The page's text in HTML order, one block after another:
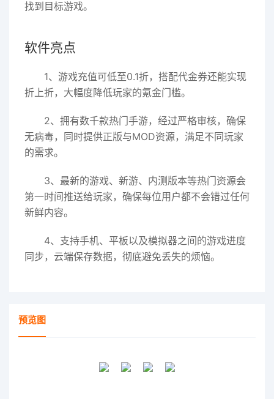
找到目标游戏。
软件亮点
1、游戏充值可低至0.1折，搭配代金券还能实现
折上折，大幅度降低玩家的氪金门槛。
2、拥有数千款热门手游，经过严格审核，确保
无病毒，同时提供正版与MOD资源，满足不同玩家
的需求。
3、最新的游戏、新游、内测版本等热门资源会
第一时间推送给玩家，确保每位用户都不会错过任何
新鲜内容。
4、支持手机、平板以及模拟器之间的游戏进度
同步，云端保存数据，彻底避免丢失的烦恼。
预览图